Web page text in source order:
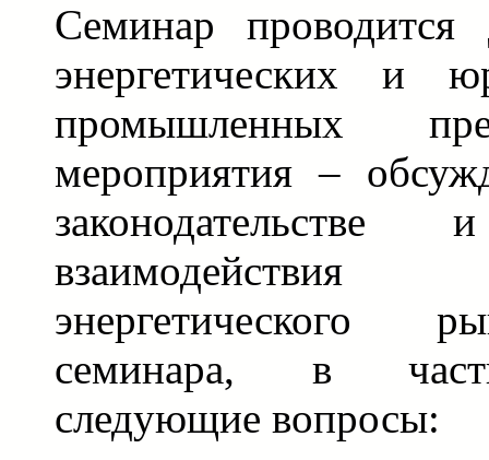
Семинар проводится
энергетических и
промышленных
мероприятия –
энергетического
семинара, в
следующие вопросы: